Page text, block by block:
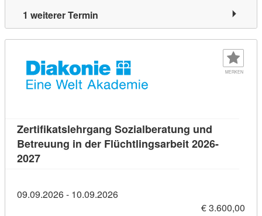
1 weiterer Termin
MERKEN
Zertifikatslehrgang Sozialberatung und
Betreuung in der Flüchtlingsarbeit 2026-
2027Kursdetail: Zertifikatslehrgang Sozialberatung
09.09.2026 - 10.09.2026
€ 3.600,00